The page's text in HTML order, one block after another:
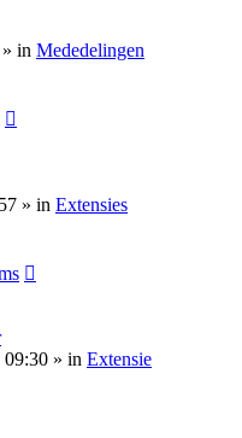
in Mededelingen
» in Extensies
» in Extensie